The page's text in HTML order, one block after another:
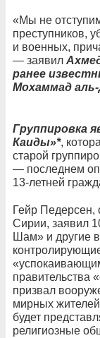
«Мы не
преступников,
и военных,
— заявил
ранее
Мохаммад
Группировка
Каиды»*,
старой
— последнем
13-летней
Гейр
Сирии, заявил
Шам» и другие
правительства
призвал
мирных жителей
будет
религиозные